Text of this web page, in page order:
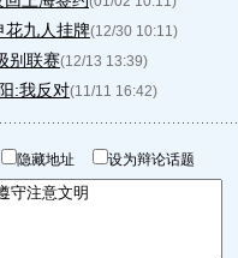
花九人挂牌(12/30 10:11)
别联赛(12/13 13:39)
:我反对(11/11 16:42)
隐藏地址 设为辩论话题